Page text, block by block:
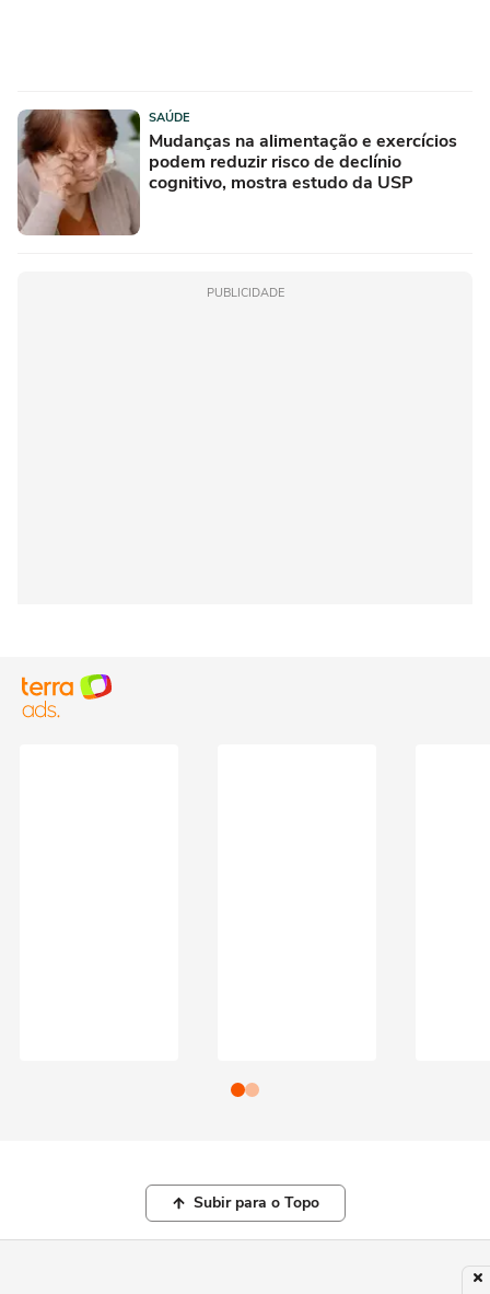
SAÚDE
Mudanças na alimentação e exercícios
podem reduzir risco de declínio
cognitivo, mostra estudo da USP
PUBLICIDADE
Subir para o Topo